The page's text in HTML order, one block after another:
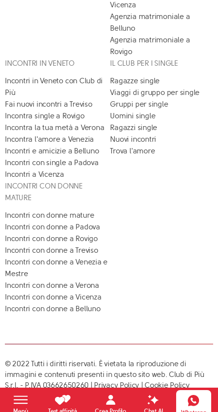
Vicenza
Agenzia matrimoniale a
Belluno
Agenzia matrimoniale a
Rovigo
INCONTRI IN VENETO
Incontri in Veneto con Club di
Più
Fai nuovi incontri a Treviso
Incontra single a Rovigo
Incontra la tua metà a Verona
Incontra l'amore a Venezia
Incontri e amicizie a Belluno
Incontri con single a Padova
Incontri a Vicenza
IL CLUB PER I SINGLE
Ragazze single
Viaggi di gruppo per single
Gruppi per single
Uomini single
Ragazzi single
Nuovi incontri
Trova l'amore
INCONTRI CON DONNE
MATURE
Incontri con donne mature
Incontri con donne a Padova
Incontri con donne a Rovigo
Incontri con donne a Treviso
Incontri con donne a Venezia e
Mestre
Incontri con donne a Verona
Incontri con donne a Vicenza
Incontri con donne a Belluno
© 2022 Tutti i diritti riservati. È vietata la riproduzione di
immagini e contenuti presenti in questo sito web. Club di Più
S.r.l. - P.IVA 03662650260 | Privacy Policy |Cookie Policy